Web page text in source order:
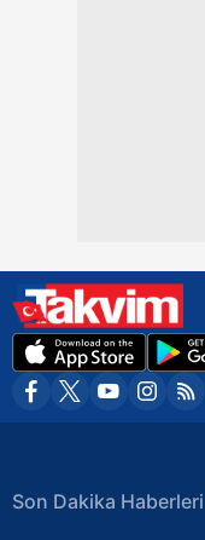
Son Dakika Haberleri